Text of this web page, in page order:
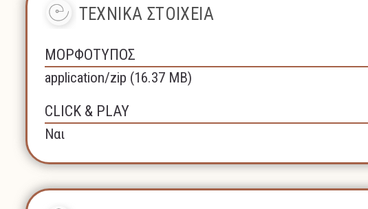
ΤΕΧΝΙΚΑ ΣΤΟΙΧΕΙΑ
ΜΟΡΦΟΤΥΠΟΣ
application/zip (16.37 MB)
CLICK & PLAY
Ναι